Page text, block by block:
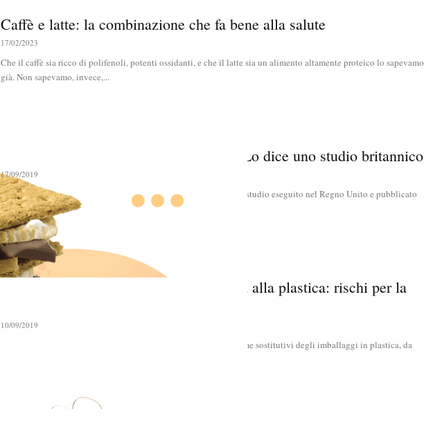
Caffè e latte: la combinazione che fa bene alla salute
17/02/2023
Che il caffè sia ricco di polifenoli, potenti ossidanti, e che il latte sia un alimento altamente proteico lo sapevamo
già. Non sapevamo, invece,...
Non tassate le bibite ma le merendine! Lo dice uno studio britannico
17/09/2019
17-09-2019 - Secondo il National Diet and Nutrition Survey, uno studio eseguito nel Regno Unito e pubblicato
sul British Medical Journal, per ottenere i...
Carta e cartone alimentare in alternativa alla plastica: rischi per la
10/09/2019
10-09-2019 - La carta e il cartone sono i materiali più indicati come sostitutivi degli imballaggi in plastica, da